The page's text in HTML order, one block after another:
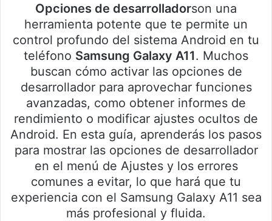
Opciones de desarrolladorson una
herramienta potente que te permite un
control profundo del sistema Android en tu
teléfono Samsung Galaxy A11. Muchos
buscan cómo activar las opciones de
desarrollador para aprovechar funciones
avanzadas, como obtener informes de
rendimiento o modificar ajustes ocultos de
Android. En esta guía, aprenderás los pasos
para mostrar las opciones de desarrollador
en el menú de Ajustes y los errores
comunes a evitar, lo que hará que tu
experiencia con el Samsung Galaxy A11 sea
más profesional y fluida.